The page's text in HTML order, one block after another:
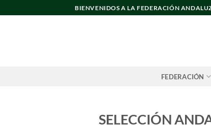
al
BIENVENIDOS A LA FEDERACIÓN
FEDERACIÓN
SELECCIÓN